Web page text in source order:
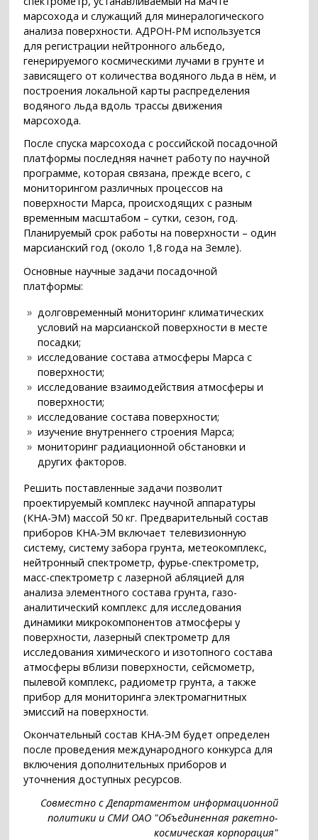
марсохода и служащий для минералогического
анализа поверхности. АДРОН-РМ используется
для регистрации нейтронного альбедо,
генерируемого космическими лучами в грунте и
зависящего от количества водяного льда в нём, и
построения локальной карты распределения
водяного льда вдоль трассы движения
марсохода.
После спуска марсохода с российской посадочной
платформы последняя начнет работу по научной
программе, которая связана, прежде всего, с
мониторингом различных процессов на
поверхности Марса, происходящих с разным
временным масштабом – сутки, сезон, год.
Планируемый срок работы на поверхности – один
марсианский год (около 1,8 года на Земле).
Основные научные задачи посадочной
платформы:
долговременный мониторинг климатических
условий на марсианской поверхности в месте
посадки;
исследование состава атмосферы Марса с
поверхности;
исследование взаимодействия атмосферы и
поверхности;
исследование состава поверхности;
изучение внутреннего строения Марса;
мониторинг радиационной обстановки и
других факторов.
Решить поставленные задачи позволит
проектируемый комплекс научной аппаратуры
(КНА-ЭМ) массой 50 кг. Предварительный состав
приборов КНА-ЭМ включает телевизионную
систему, систему забора грунта, метеокомплекс,
нейтронный спектрометр, фурье-спектрометр,
масс-спектрометр с лазерной абляцией для
анализа элементного состава грунта, газо-
аналитический комплекс для исследования
динамики микрокомпонентов атмосферы у
поверхности, лазерный спектрометр для
исследования химического и изотопного состава
атмосферы вблизи поверхности, сейсмометр,
пылевой комплекс, радиометр грунта, а также
прибор для мониторинга электромагнитных
эмиссий на поверхности.
Окончательный состав КНА-ЭМ будет определен
после проведения международного конкурса для
включения дополнительных приборов и
уточнения доступных ресурсов.
Совместно с Департаментом информационной
политики и СМИ ОАО "Объединенная ракетно-
космическая корпорация"